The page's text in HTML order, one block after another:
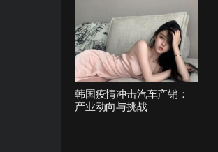
韩国疫情冲击汽车产销：
产业动向与挑战